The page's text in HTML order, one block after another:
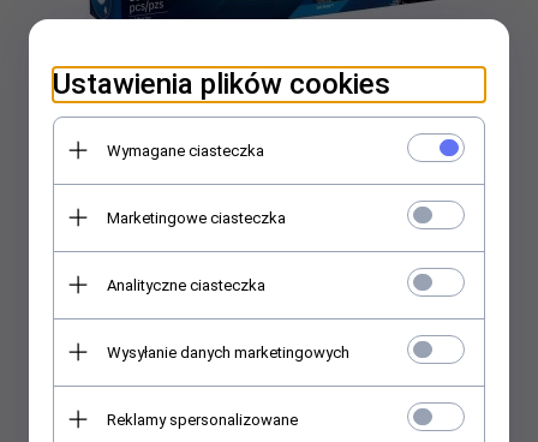
LEGO DC Super Heroes 76332 - Batmobil z filmu Batman
93,00PLN
Ustawienia plików cookies
Wymagane ciasteczka
Marketingowe ciasteczka
Analityczne ciasteczka
Wysyłanie danych marketingowych
Reklamy spersonalizowane